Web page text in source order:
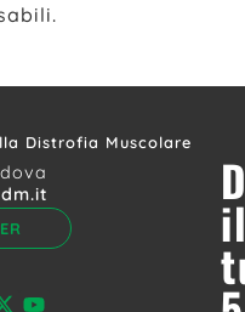
Distrofia Muscolare